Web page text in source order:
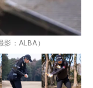
：ALBA）